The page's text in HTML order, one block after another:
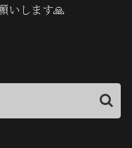
いします🙏